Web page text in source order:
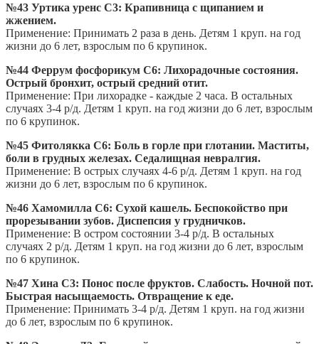
№43 Уртика уренс С3: Крапивница с щипанием и
жжением.
Применение: Принимать 2 раза в день. Детям 1 круп. на год
жизни до 6 лет, взрослым по 6 крупинок.
№44 Феррум фосфорикум С6: Лихорадочные состояния.
Острый бронхит, острый средний отит.
Применение: При лихорадке - каждые 2 часа. В остальных
случаях 3-4 р/д. Детям 1 круп. на год жизни до 6 лет, взрослым
по 6 крупинок.
№45 Фитолякка С6: Боль в горле при глотании. Маститы,
боли в грудных железах. Седалищная невралгия.
Применение: В острых случаях 4-6 р/д. Детям 1 круп. на год
жизни до 6 лет, взрослым по 6 крупинок.
№46 Хамомилла С6: Сухой кашель. Беспокойство при
прорезывании зубов. Диспепсия у грудничков.
Применение: В остром состоянии 3-4 р/д. В остальных
случаях 2 р/д. Детям 1 круп. на год жизни до 6 лет, взрослым
по 6 крупинок.
№47 Хина С3: Понос после фруктов. Слабость. Ночной пот.
Быстрая насыщаемость. Отвращение к еде.
Применение: Принимать 3-4 р/д. Детям 1 круп. на год жизни
до 6 лет, взрослым по 6 крупинок.